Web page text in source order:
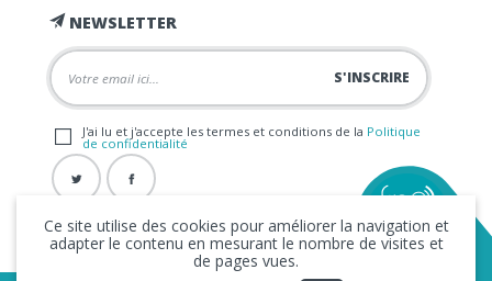
NEWSLETTER
J'ai lu et j'accepte les termes et conditions de la Politique
de confidentialité
Ce site utilise des cookies pour améliorer la navigation et
adapter le contenu en mesurant le nombre de visites et
de pages vues.